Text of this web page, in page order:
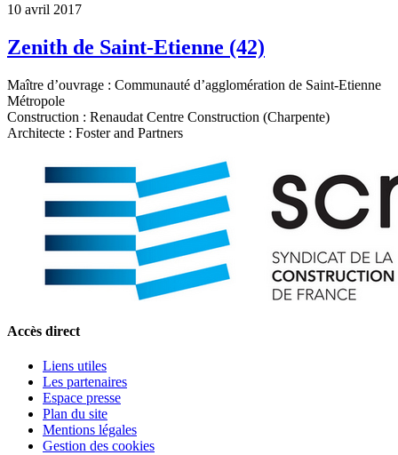
10 avril 2017
Zenith de Saint-Etienne (42)
Maître d’ouvrage : Communauté d’agglomération de Saint-Etienne
Métropole
Construction : Renaudat Centre Construction (Charpente)
Architecte : Foster and Partners
Accès direct
Liens utiles
Les partenaires
Espace presse
Plan du site
Mentions légales
Gestion des cookies